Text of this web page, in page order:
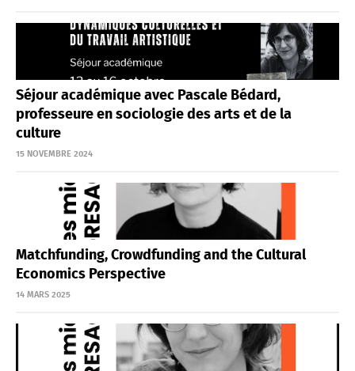
Séjour académique avec Pascale Bédard,
professeure en sociologie des arts et de la
culture
15 NOVEMBRE 2024
Matchfunding, Crowdfunding and the Cultural
Economics Perspective
14 MARS 2025